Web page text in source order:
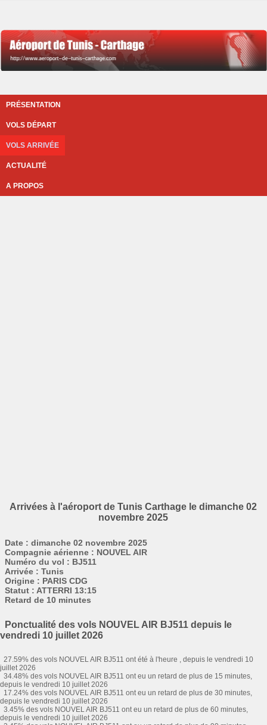
PRÉSENTATION
VOLS DÉPART
VOLS ARRIVÉE
ACTUALITÉ
A PROPOS
Arrivées à l'aéroport de Tunis Carthage le dimanche 02
novembre 2025
Date : dimanche 02 novembre 2025
Compagnie aérienne : NOUVEL AIR
Numéro du vol : BJ511
Arrivée : Tunis
Origine : PARIS CDG
Statut : ATTERRI 13:15
Retard de 10 minutes
Ponctualité des vols NOUVEL AIR BJ511 depuis le
vendredi 10 juillet 2026
27.59% des vols NOUVEL AIR BJ511 ont été à l'heure , depuis le vendredi 10
juillet 2026
34.48% des vols NOUVEL AIR BJ511 ont eu un retard de plus de 15 minutes,
depuis le vendredi 10 juillet 2026
17.24% des vols NOUVEL AIR BJ511 ont eu un retard de plus de 30 minutes,
depuis le vendredi 10 juillet 2026
3.45% des vols NOUVEL AIR BJ511 ont eu un retard de plus de 60 minutes,
depuis le vendredi 10 juillet 2026